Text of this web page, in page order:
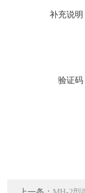
补充说明
验证码